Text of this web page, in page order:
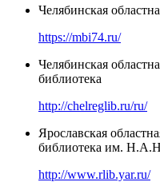
Челябинская
https://mbi74.ru/
Челябинская
библиотека
http://chelreglib.ru/ru/
Ярославская
библиотека им.
http://www.rlib.yar.ru/